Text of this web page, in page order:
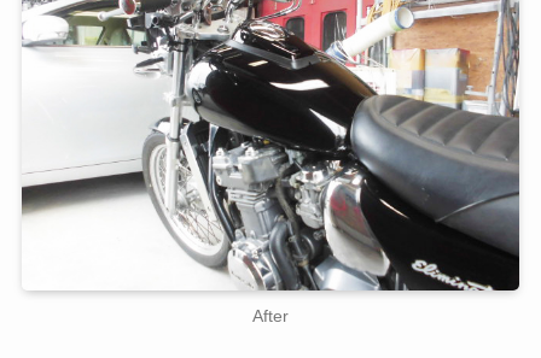
After